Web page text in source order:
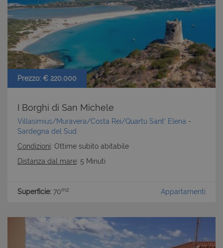
Prezzo: € 220.000
I Borghi di San Michele
Villasimius/Muravera/Costa Rei/Quartu Sant' Elena -
Sardegna del Sud
Condizioni: Ottime subito abitabile
Distanza dal mare: 5 Minuti
Superficie: 70m2 Appartamenti